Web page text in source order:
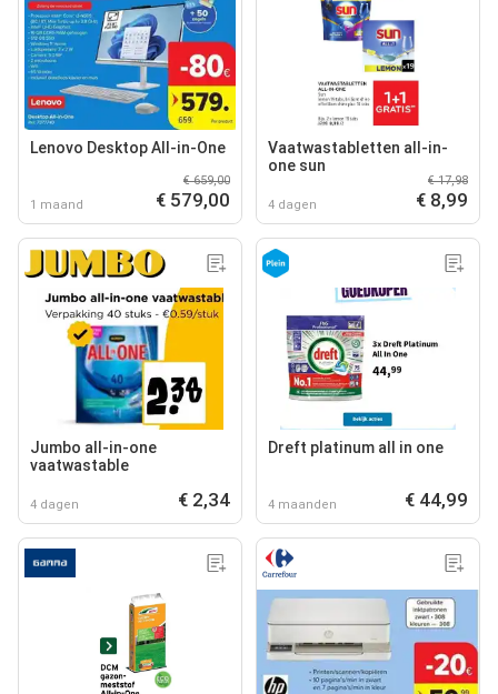
Lenovo Desktop All-in-One
1 maand
€ 659,00
€ 579,00
Vaatwastabletten all-in-
one sun
4 dagen
€ 17,98
€ 8,99
Jumbo all-in-one
vaatwastable
4 dagen € 2,34
Dreft platinum all in one
4 maanden € 44,99